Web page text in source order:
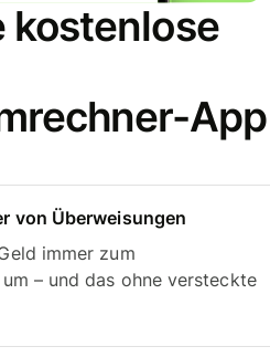
kostenlose
App
von Überweisungen
immer zum
um – und das ohne versteckte